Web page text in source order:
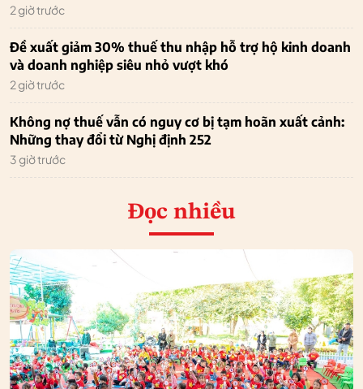
2 giờ trước
Đề xuất giảm 30% thuế thu nhập hỗ trợ hộ kinh doanh
và doanh nghiệp siêu nhỏ vượt khó
2 giờ trước
Không nợ thuế vẫn có nguy cơ bị tạm hoãn xuất cảnh:
Những thay đổi từ Nghị định 252
3 giờ trước
Đọc nhiều